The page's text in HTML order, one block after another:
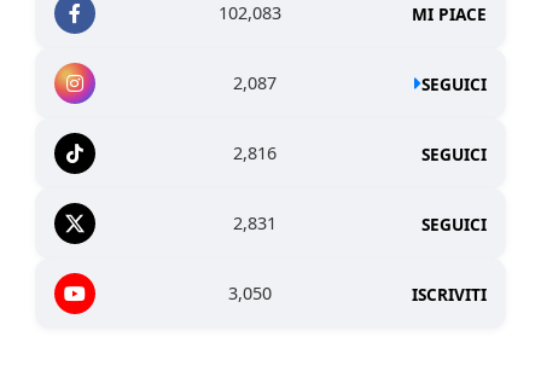
102,083 MI PIACE
2,087 SEGUICI
2,816 SEGUICI
2,831 SEGUICI
3,050 ISCRIVITI